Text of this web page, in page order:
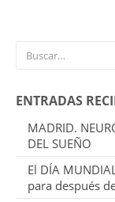
ENTRADAS
MADRID.
DEL SUEÑO
El DÍA
para después